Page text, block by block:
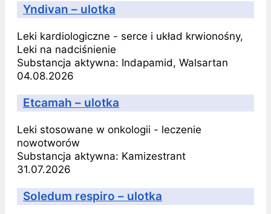
Yndivan – ulotka
Leki kardiologiczne - serce i układ krwionośny,
Leki na nadciśnienie
Substancja aktywna: Indapamid, Walsartan
04.08.2026
Etcamah – ulotka
Leki stosowane w onkologii - leczenie
nowotworów
Substancja aktywna: Kamizestrant
31.07.2026
Soledum respiro – ulotka